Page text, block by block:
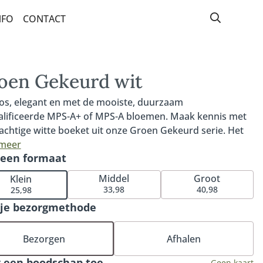
DUURZAAMHEID
RUIMTE BOVEN DE WINKEL
ONS TEAM
WORKSHOPS
CONTACT
Gekeurd wit
elegant en met de mooiste, duurzaam
MPS-A+ of MPS-A bloemen. Maak kennis met
witte boeket uit onze Groen Gekeurd serie. Het
wordt met liefde samengesteld door onze duurzame
Door te kiezen voor een Groen Gekeurd-
ben je verzekerd van de meest duurzame keuze uit het
assortiment. Goed om te weten: elk boeket is uniek.
stelt het boeket samen met de beschikbare MPS-
A witte bloemen van dat moment. De samenstelling
formaat
Klein
25,98
Middel
33,98
Groot
40,98
bezorgmethode
Bezorgen Afhalen